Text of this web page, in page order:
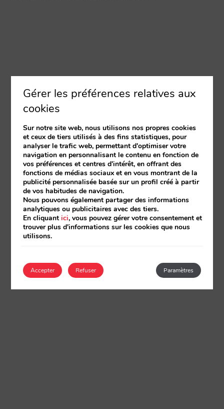
Gérer les préférences relatives aux
cookies
Sur notre site web, nous utilisons nos propres cookies
et ceux de tiers utilisés à des fins statistiques, pour
analyser le trafic web, permettant d'optimiser votre
navigation en personnalisant le contenu en fonction de
vos préférences et centres d'intérêt, en offrant des
fonctions de médias sociaux et en vous montrant de la
publicité personnalisée basée sur un profil créé à partir
de vos habitudes de navigation.
Nous pouvons également partager des informations
analytiques ou publicitaires avec des tiers.
En cliquantici, vous pouvez gérer votre consentement et
trouver plus d'informations sur les cookies que nous
utilisons.
Accepter Paramètres
Refuser